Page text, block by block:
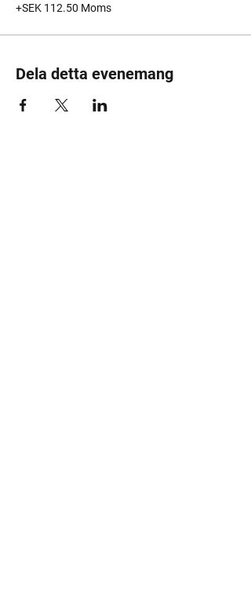
+SEK 112.50 Moms
Dela detta evenemang